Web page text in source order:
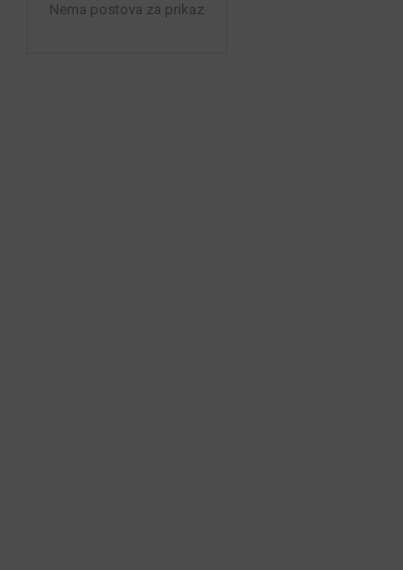
Nema postova za prikaz